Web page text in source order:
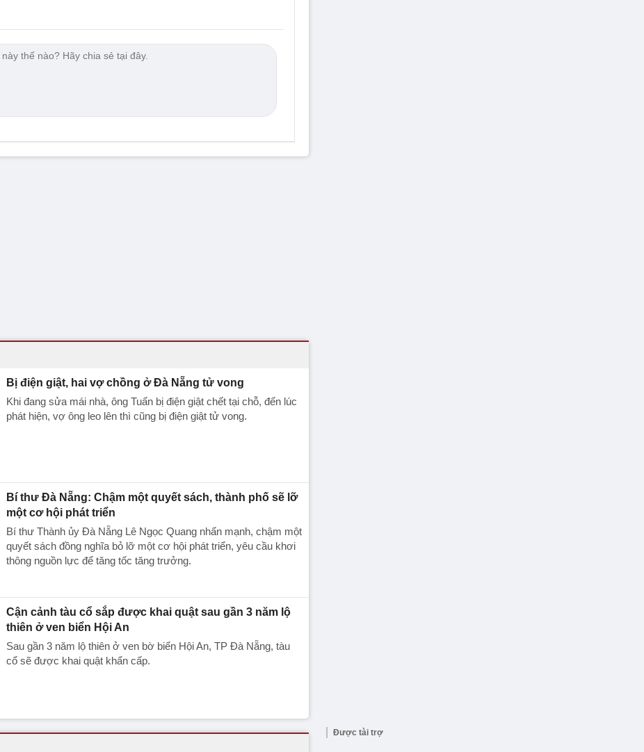
Bị điện giật, hai vợ chồng ở Đà Nẵng tử vong
Khi đang sửa mái nhà, ông Tuấn bị điện giật chết tại chỗ, đến lúc
phát hiện, vợ ông leo lên thì cũng bị điện giật tử vong.
Bí thư Đà Nẵng: Chậm một quyết sách, thành phố sẽ lỡ
một cơ hội phát triển
Bí thư Thành ủy Đà Nẵng Lê Ngọc Quang nhấn mạnh, chậm một
quyết sách đồng nghĩa bỏ lỡ một cơ hội phát triển, yêu cầu khơi
thông nguồn lực để tăng tốc tăng trưởng.
Cận cảnh tàu cổ sắp được khai quật sau gần 3 năm lộ
thiên ở ven biển Hội An
Sau gần 3 năm lộ thiên ở ven bờ biển Hội An, TP Đà Nẵng, tàu
cổ sẽ được khai quật khẩn cấp.
Được tài trợ